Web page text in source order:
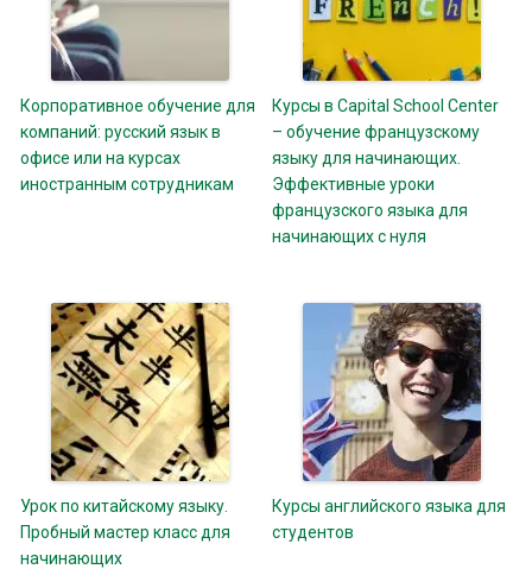
Корпоративное обучение для
компаний: русский язык в
офисе или на курсах
иностранным сотрудникам
Курсы в Capital School Center
– обучение французскому
языку для начинающих.
Эффективные уроки
французского языка для
начинающих с нуля
Урок по китайскому языку.
Пробный мастер класс для
начинающих
Курсы английского языка для
студентов